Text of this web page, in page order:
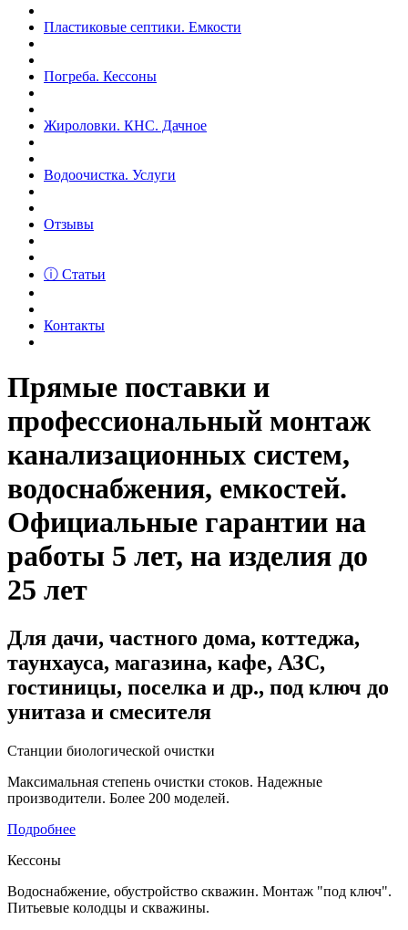
Пластиковые септики. Емкости
Погреба. Кессоны
Жироловки. КНС. Дачное
Водоочистка. Услуги
Отзывы
ⓘ Статьи
Контакты
Прямые поставки и
профессиональный монтаж
канализационных систем,
водоснабжения, емкостей.
Официальные гарантии на
работы 5 лет, на изделия до
25 лет
Для дачи, частного дома, коттеджа,
таунхауса, магазина, кафе, АЗС,
гостиницы, поселка и др., под ключ до
унитаза и смесителя
Станции биологической очистки
Максимальная степень очистки стоков. Надежные
производители. Более 200 моделей.
Подробнее
Кессоны
Водоснабжение, обустройство скважин. Монтаж "под ключ".
Питьевые колодцы и скважины.